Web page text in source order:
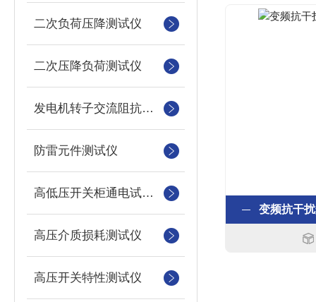
二次负荷压降测试仪
二次压降负荷测试仪
发电机转子交流阻抗测试仪
防雷元件测试仪
高低压开关柜通电试验台
高压介质损耗测试仪
高压开关特性测试仪
变频抗干